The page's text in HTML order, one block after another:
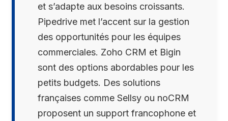
et s’adapte aux besoins croissants.
Pipedrive met l’accent sur la gestion
des opportunités pour les équipes
commerciales. Zoho CRM et Bigin
sont des options abordables pour les
petits budgets. Des solutions
françaises comme Sellsy ou noCRM
proposent un support francophone et